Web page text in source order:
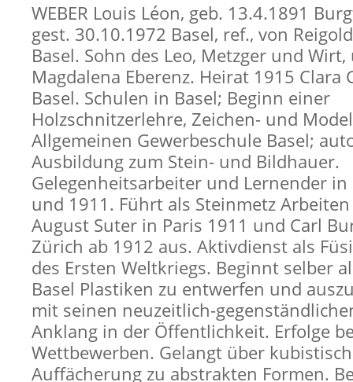
WEBER Louis Léon, geb. 13.4.1891
gest. 30.10.1972 Basel, ref., von
Basel. Sohn des Leo, Metzger und
Magdalena Eberenz. Heirat 1915 Clara
Basel. Schulen in Basel; Beginn einer
Holzschnitzerlehre, Zeichen- und
Allgemeinen Gewerbeschule Basel;
Ausbildung zum Stein- und Bildhauer.
Gelegenheitsarbeiter und Lernender in
und 1911. Führt als Steinmetz
August Suter in Paris 1911 und Carl
Zürich ab 1912 aus. Aktivdienst als
des Ersten Weltkriegs. Beginnt selber
Basel Plastiken zu entwerfen und
mit seinen neuzeitlich-
Anklang in der Öffentlichkeit. Erfolge
Wettbewerben. Gelangt über
Auffächerung zu abstrakten Formen.